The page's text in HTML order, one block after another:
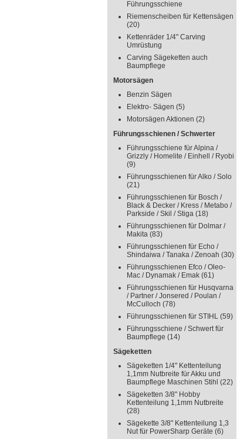
Führungsschiene
Riemenscheiben für Kettensägen
(20)
Kettenräder 1/4" Carving
Umrüstung
Carving Sägeketten auch
Baumpflege
Motorsägen
Benzin Sägen
Elektro- Sägen (5)
Motorsägen Aktionen (2)
Führungsschienen / Schwerter
Führungsschiene für Alpina /
Grizzly / Homelite / Einhell / Ryobi
(9)
Führungsschienen für Alko / Solo
(21)
Führungsschienen für Bosch /
Black & Decker / Kress / Metabo /
Parkside / Skil / Stiga (18)
Führungsschienen für Dolmar /
Makita (83)
Führungsschienen für Echo /
Shindaiwa / Tanaka / Zenoah (30)
Führungsschienen Efco / Oleo-
Mac / Dynamak / Emak (61)
Führungsschienen für Husqvarna
/ Partner / Jonsered / Poulan /
McCulloch (78)
Führungsschienen für STIHL (59)
Führungsschiene / Schwert für
Baumpflege (14)
Sägeketten
Sägeketten 1/4" Kettenteilung
1,1mm Nutbreite für Akku und
Baumpflege Maschinen Stihl (22)
Sägeketten 3/8" Hobby
Kettenteilung 1,1mm Nutbreite
(28)
Sägekette 3/8" Kettenteilung 1,3
Nut für PowerSharp Geräte (6)